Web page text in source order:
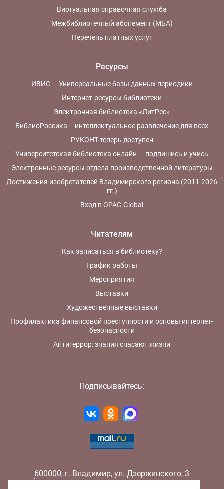
Виртуальная справочная служба
Межбиблиотечный абонемент (МБА)
Перечень платных услуг
Ресурсы
ИВИС — Универсальные базы данных периодики
Интернет-ресурсы библиотеки
Электронная библиотека «ЛитРес»
БиблиоРоссика – интеллектуальное развлечение для всех
РУКОНТ теперь доступен
Университетская библиотека онлайн — подпишись и учись
Электронные ресурсы отдела производственной литературы
Достижения изобретателей Владимирского региона (2011-2026
гг.)
Вход в OPAC-Global
Читателям
Как записаться в библиотеку?
График работы
Мероприятия
Выставки
Художественные выставки
Профилактика финансовой преступности и основы интернет-
безопасности
Антитеррор: знания спасают жизни
Подписывайтесь:
600000, г. Владимир, ул. Дзержинского, 3